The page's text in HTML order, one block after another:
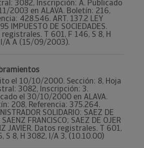
3082, Inscripción: A. Publicado
2003 en ALAVA. Boletín: 216,
428.546. ART. 137.2 LEY
IMPUESTO DE SOCIEDADES.
T 601, F 146, S 8, H
A A (15/09/2003).
el 10/10/2000. Sección: 8, Hoja
3082, Inscripción: 3.
el 30/10/2000 en ALAVA.
208, Referencia: 375.264.
SOLIDARIO: SAEZ DE
SAENZ FRANCISCO; SAEZ DE OJER
JAVIER. Datos registrales. T 601,
S 8, H 3082, I/A 3, (10.10.00)